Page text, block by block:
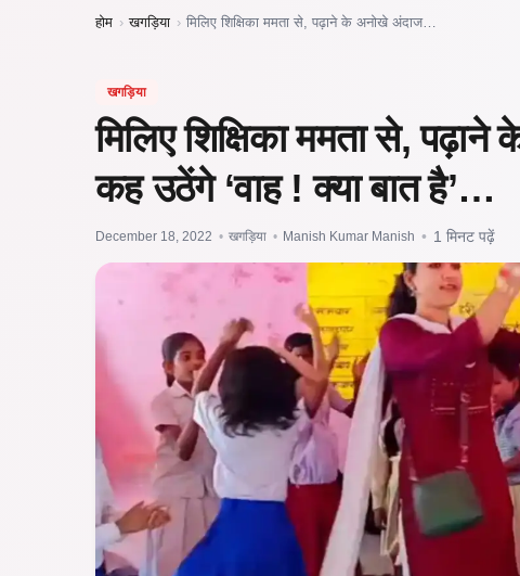
होम › खगड़िया › मिलिए शिक्षिका ममता से, पढ़ाने के अनोखे अंदाज…
खगड़िया
मिलिए शिक्षिका ममता से,
कह उठेंगे ‘वाह ! क्या बात है’…
December 18, 2022 • खगड़िया • Manish Kumar Manish • 1 मिनट पढ़ें